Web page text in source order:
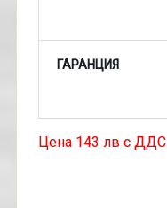
ГАРАНЦИЯ
Цена 143 лв с ДДС